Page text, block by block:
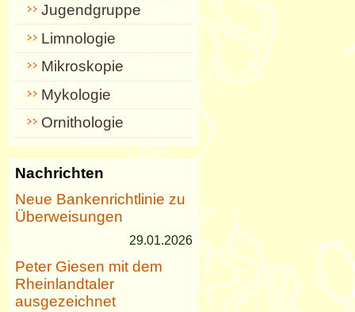
Jugendgruppe
Limnologie
Mikroskopie
Mykologie
Ornithologie
Nachrichten
Neue Bankenrichtlinie zu
Überweisungen
29.01.2026
Peter Giesen mit dem
Rheinlandtaler
ausgezeichnet